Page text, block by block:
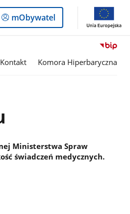
Logowanie
do
mObywatel
Kontakt Komora Hiperbaryczna
Ministerstwa Spraw
świadczeń medycznych.